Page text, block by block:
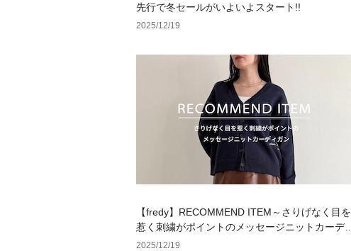
先行で冬セールがいよいよスタート!!
2025/12/19
【fredy】RECOMMEND ITEM～さりげなく目を
惹く刺繍がポイントのメッセージニットカーディ
ガン～
2025/12/19